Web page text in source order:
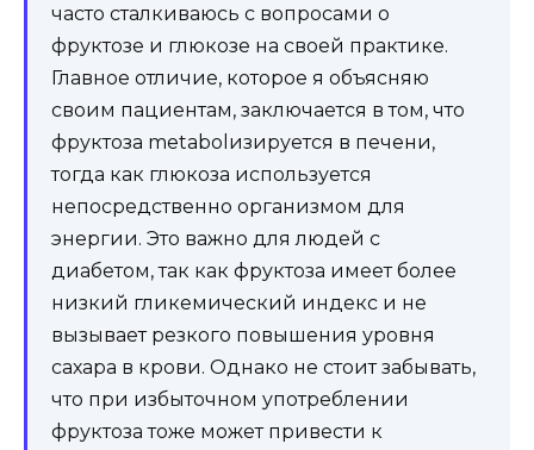
часто сталкиваюсь с вопросами о
фруктозе и глюкозе на своей практике.
Главное отличие, которое я объясняю
своим пациентам, заключается в том, что
фруктоза metabolизируется в печени,
тогда как глюкоза используется
непосредственно организмом для
энергии. Это важно для людей с
диабетом, так как фруктоза имеет более
низкий гликемический индекс и не
вызывает резкого повышения уровня
сахара в крови. Однако не стоит забывать,
что при избыточном употреблении
фруктоза тоже может привести к